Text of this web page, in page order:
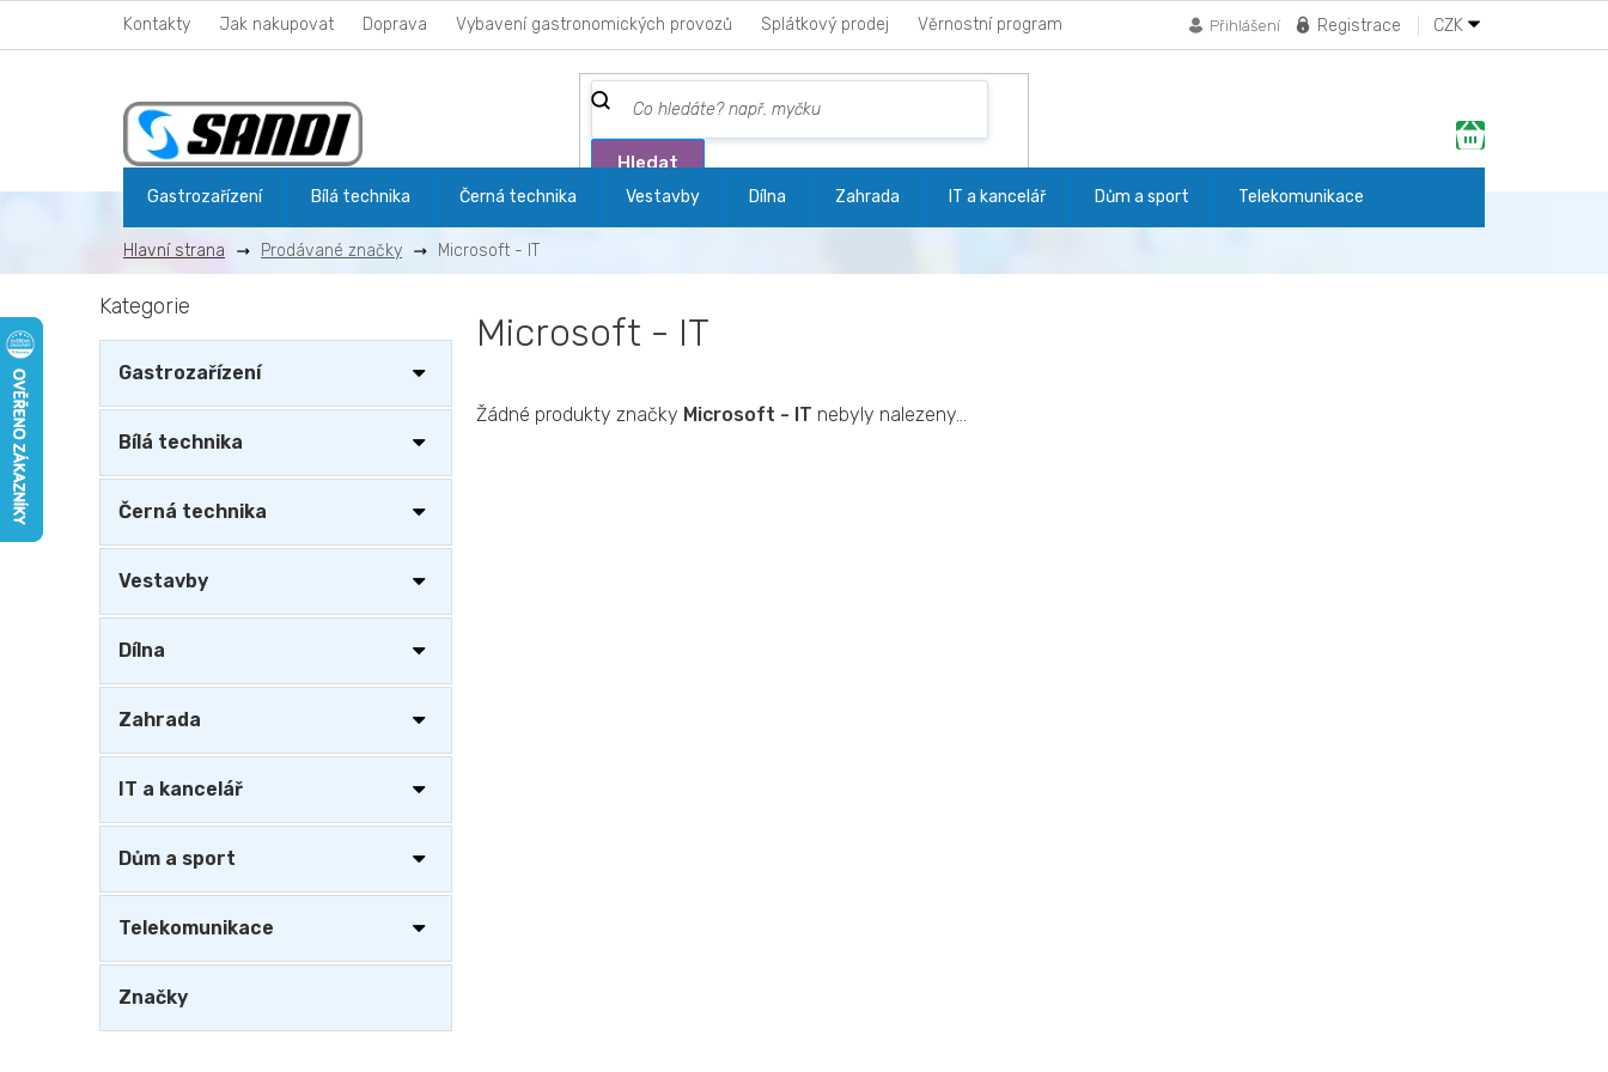
obsah
Kontakty Jak nakupovat Doprava Vybavení gastronomických provozů Splátkový prodej Věrnostní program CZK
Registrace
Přihlášení
Hledat
Nákupní
košík
Gastrozařízení Bílá technika Černá technika Vestavby Dílna Zahrada IT a kancelář Dům a sport Telekomunikace
Prodávané značky Microsoft - IT
o
s
a
n
a
Přeskočit
Kategorie
Gastrozařízení
Bílá technika
Černá technika
Vestavby
Dílna
Zahrada
IT a kancelář
Dům a sport
Telekomunikace
Značky
Microsoft - IT
Žádné produkty značky Microsoft - IT nebyly nalezeny...